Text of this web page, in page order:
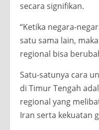
secara signifikan.
“Ketika negara-
satu sama lain,
regional bisa
Satu-satunya cara
di Timur Tengah
regional yang
Iran serta kekuatan